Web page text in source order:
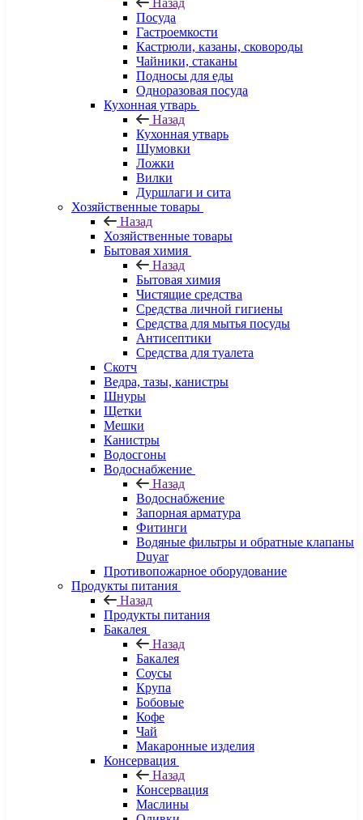
Назад
Посуда
Гастроемкости
Кастрюли, казаны, сковороды
Чайники, стаканы
Подносы для еды
Одноразовая посуда
Кухонная утварь
Назад
Кухонная утварь
Шумовки
Ложки
Вилки
Дуршлаги и сита
Хозяйственные товары
Назад
Хозяйственные товары
Бытовая химия
Назад
Бытовая химия
Чистящие средства
Средства личной гигиены
Средства для мытья посуды
Антисептики
Средства для туалета
Скотч
Ведра, тазы, канистры
Шнуры
Щетки
Мешки
Канистры
Водосгоны
Водоснабжение
Назад
Водоснабжение
Запорная арматура
Фитинги
Водяные фильтры и обратные клапаны
Duyar
Противопожарное оборудование
Продукты питания
Назад
Продукты питания
Бакалея
Назад
Бакалея
Соусы
Крупа
Бобовые
Кофе
Чай
Макаронные изделия
Консервация
Назад
Консервация
Маслины